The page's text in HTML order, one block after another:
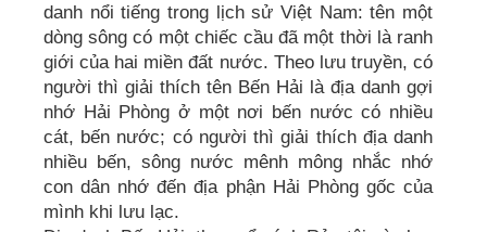
danh nổi tiếng trong lịch sử Việt Nam: tên một
dòng sông có một chiếc cầu đã một thời là ranh
giới của hai miền đất nước. Theo lưu truyền, có
người thì giải thích tên Bến Hải là địa danh gợi
nhớ Hải Phòng ở một nơi bến nước có nhiều
cát, bến nước; có người thì giải thích địa danh
nhiều bến, sông nước mênh mông nhắc nhớ
con dân nhớ đến địa phận Hải Phòng gốc của
mình khi lưu lạc.